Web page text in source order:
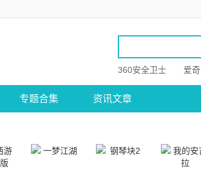
360安全卫士 爱
专题合集 资讯文章